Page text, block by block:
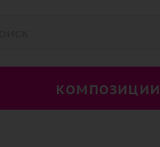
КОМПОЗИЦИИ